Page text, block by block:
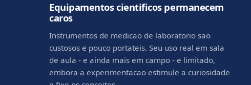
Equipamentos cientificos permanecem
caros
Instrumentos de medicao de laboratorio sao
custosos e pouco portateis. Seu uso real em sala
de aula - e ainda mais em campo - e limitado,
embora a experimentacao estimule a curiosidade